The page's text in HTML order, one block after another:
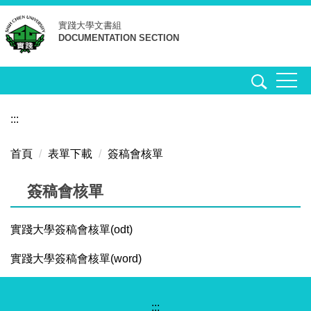
跳
到
主
要
區
實踐大學文書組
DOCUMENTATION SECTION
:::
首頁 表單下載 簽稿會核單
簽稿會核單
實踐大學簽稿會核單(odt)
實踐大學簽稿會核單(word)
:::